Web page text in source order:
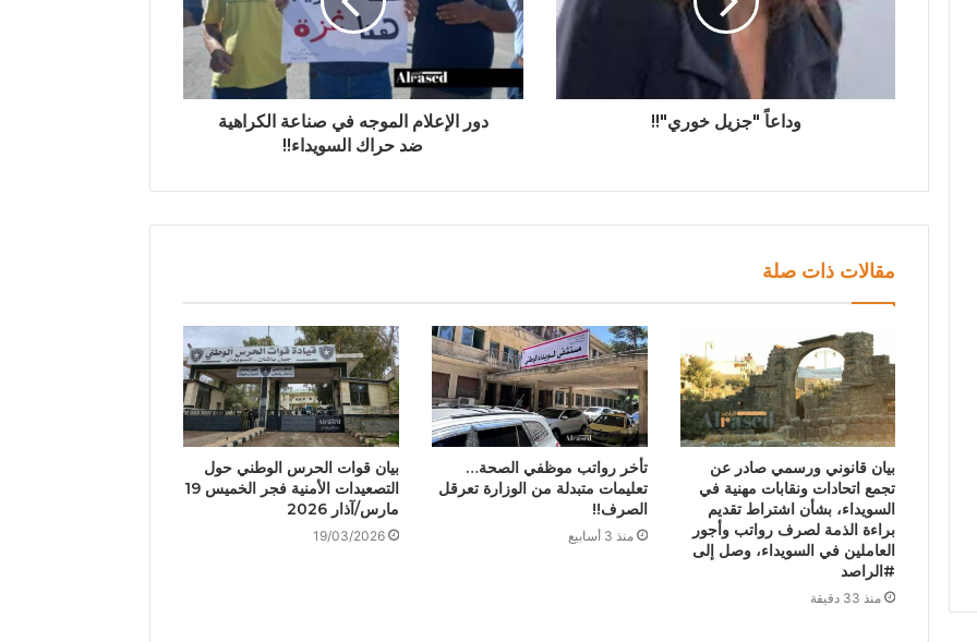
وداعاً "جزيل خوري"!!
دور الإعلام الموجه في صناعة الكراهية
ضد حراك السويداء!!
مقالات ذات صلة
بيان قانوني ورسمي صادر عن
تجمع اتحادات ونقابات مهنية في
السويداء، بشأن اشتراط تقديم
براءة الذمة لصرف رواتب وأجور
العاملين في السويداء، وصل إلى
#الراصد
منذ 33 دقيقة
تأخر رواتب موظفي الصحة…
تعليمات متبدلة من الوزارة تعرقل
الصرف!!
منذ 3 أسابيع
بيان قوات الحرس الوطني حول
التصعيدات الأمنية فجر الخميس 19
مارس/آذار 2026
19/03/2026